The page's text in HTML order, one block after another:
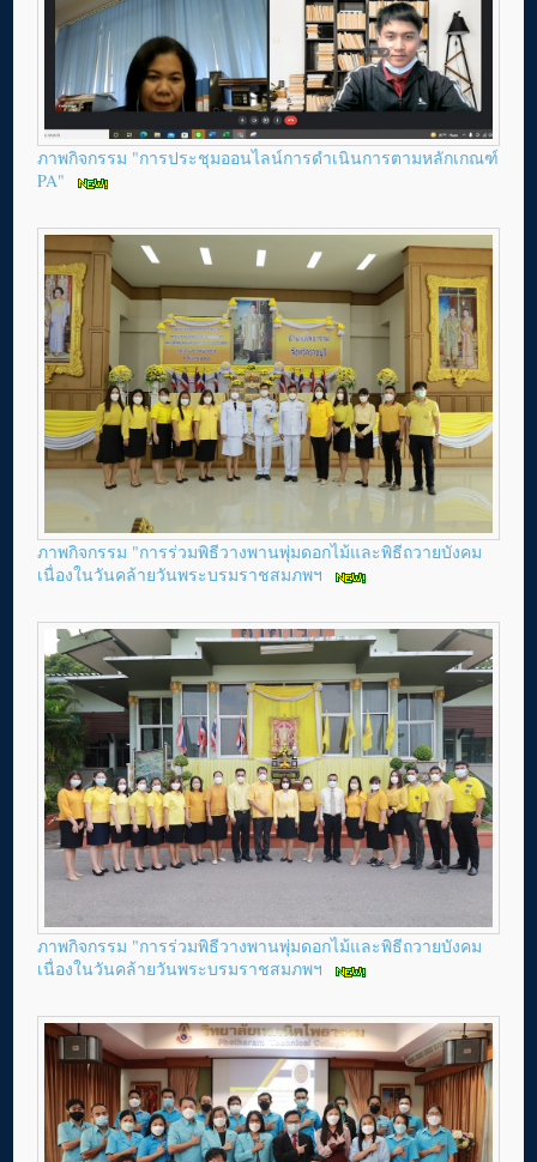
ภาพกิจกรรม "การประชุมออนไลน์การดำเนินการตามหลักเกณฑ์
PA"
ภาพกิจกรรม "การร่วมพิธีวางพานพุ่มดอกไม้และพิธีถวายบังคม
เนื่องในวันคล้ายวันพระบรมราชสมภพฯ
ภาพกิจกรรม "การร่วมพิธีวางพานพุ่มดอกไม้และพิธีถวายบังคม
เนื่องในวันคล้ายวันพระบรมราชสมภพฯ